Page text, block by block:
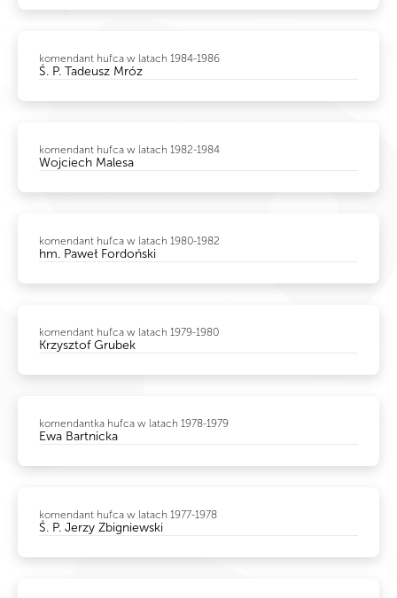
komendant hufca w latach 1984-1986
Ś. P. Tadeusz Mróz
komendant hufca w latach 1982-1984
Wojciech Malesa
komendant hufca w latach 1980-1982
hm. Paweł Fordoński
komendant hufca w latach 1979-1980
Krzysztof Grubek
komendantka hufca w latach 1978-1979
Ewa Bartnicka
komendant hufca w latach 1977-1978
Ś. P. Jerzy Zbigniewski